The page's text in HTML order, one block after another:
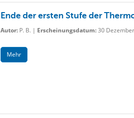
Ende der ersten Stufe der
Autor:P. B. | Erscheinungsdatum:30
Mehr